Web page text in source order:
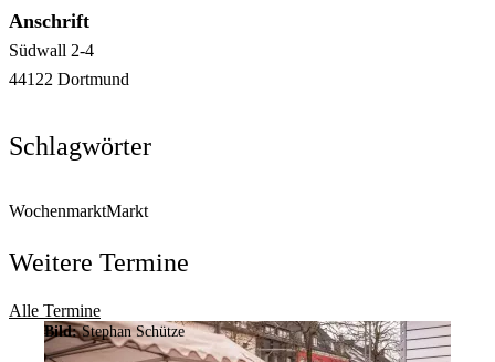
Anschrift
Südwall 2-4
44122 Dortmund
Schlagwörter
WochenmarktMarkt
Weitere Termine
Alle Termine
Bild: Stephan Schütze